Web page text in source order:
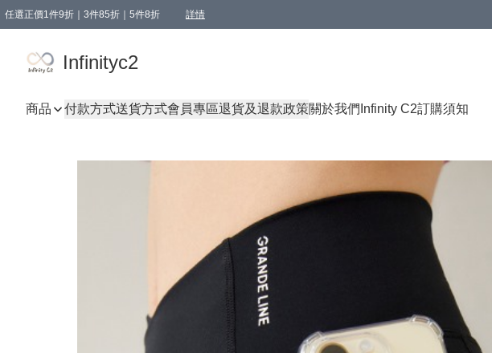
任選正價1件9折｜3件85折｜5件8折 詳情
Infinityc2
商品 付款方式送貨方式會員專區退貨及退款政策關於我們 Infinity C2訂購須知